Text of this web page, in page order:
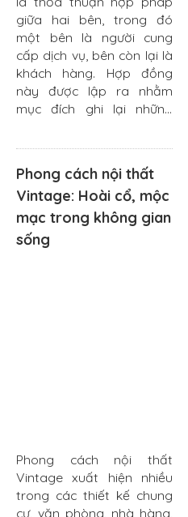
giữa hai bên, trong đó
một bên là người cung
cấp dịch vụ, bên còn lại là
khách hàng. Hợp đồng
này được lập ra nhằm
mục đích ghi lại những
Phong cách nội thất
Vintage: Hoài cổ, mộc
mạc trong không gian
sống
Phong cách nội thất
Vintage xuất hiện nhiều
trong các thiết kế chung
cư, văn phòng, nhà hàng,